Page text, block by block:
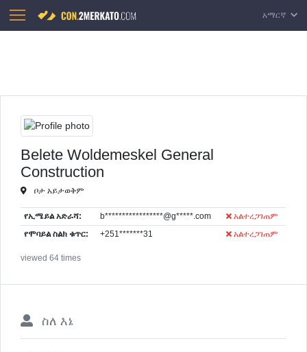
አማርኛ
Belete Woldemeskel General
Construction
ቦታ አይታወቅም
የኢሜይል አድራሻ: b*****************@g*****.com አልተረጋገጠም
የሞባይል ስልክ ቁጥር: +251*******31 አልተረጋገጠም
viewed 64 times
ስለ እኔ